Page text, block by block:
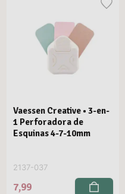
Vaessen Creative • 3-en-
1 Perforadora de
Esquinas 4-7-10mm
2137-037
7,99